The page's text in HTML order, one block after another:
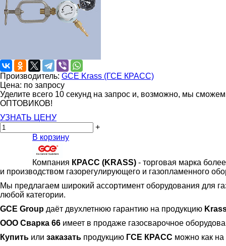
Производитель: GCE Krass (ГСЕ КРАСС)
Цена: по запросу
Уделите всего 10 секунд на запрос и, возможно, мы
ОПТОВИКОВ!
УЗНАТЬ ЦЕНУ
+
В корзину
Компания КРАСС (KRASS) - торговая марка
и производством газорегулирующего и газопламенного
Мы предлагаем широкий ассортимент оборудования для
любой категории.
GCE Group даёт двухлетнюю гарантию на продукцию
ООО Сварка 66 имеет в продаже газосварочное
Купить или заказать продукцию ГСЕ КРАСС можно как на